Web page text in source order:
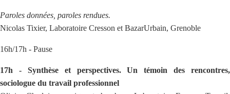
Paroles données, paroles rendues.
Nicolas Tixier, Laboratoire Cresson et BazarUrbain, Grenoble
16h/17h - Pause
17h - Synthèse et perspectives. Un témoin des rencontres,
sociologue du travail professionnel